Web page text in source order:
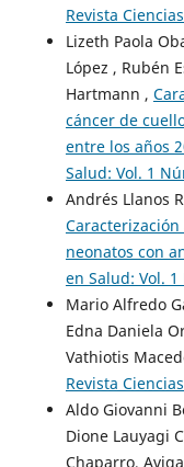
Revista
Lizeth Paola
López , Rubén
Hartmann ,
cáncer de
entre los años
Salud: Vol. 1
Andrés Llanos
neonatos con
en Salud: Vol.
Mario Alfredo
Edna Daniela
Vathiotis
Revista
Aldo Giovanni
Dione Lauyagi
Chaparro,